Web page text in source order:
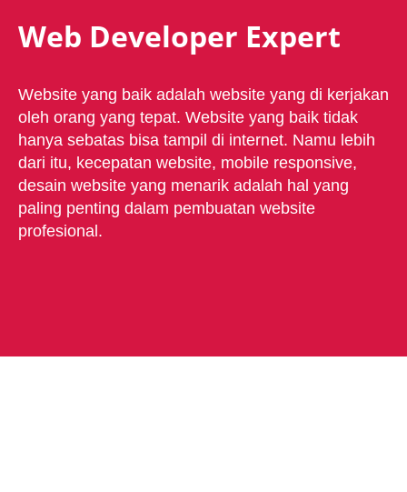
Web Developer Expert
Website yang baik adalah website yang di kerjakan
oleh orang yang tepat. Website yang baik tidak
hanya sebatas bisa tampil di internet. Namu lebih
dari itu, kecepatan website, mobile responsive,
desain website yang menarik adalah hal yang
paling penting dalam pembuatan website
profesional.